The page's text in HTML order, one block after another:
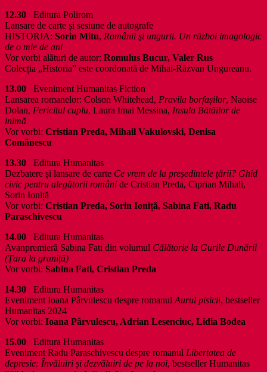
12.30 Editura Polirom
Lansare de carte și sesiune de autografe
HISTORIA: Sorin Mitu, Românii şi ungurii. Un război imagologic
de o mie de ani
Vor vorbi alături de autor: Romulus Bucur, Valer Rus
Colecția „Historia” este coordonată de Mihai-Răzvan Ungureanu.
13.00 Eveniment Humanitas Fiction
Lansarea romanelor: Colson Whitehead, Pravila borfașilor, Naoise
Dolan, Fericitul cuplu, Laura Imai Messina, Insula Bătăilor de
inimă
Vor vorbi: Cristian Preda, Mihail Vakulovski, Denisa
Comănescu
13.30 Editura Humanitas
Dezbatere și lansare de carte Ce vrem de la președintele țării? Ghid
civic pentru alegătorii români de Cristian Preda, Ciprian Mihali,
Sorin Ioniță
Vor vorbi: Cristian Preda, Sorin Ioniță, Sabina Fati, Radu
Paraschivescu
14.00 Editura Humanitas
Avanpremieră Sabina Fati din volumul Călătorie la Gurile Dunării
(Țara la graniță)
Vor vorbi: Sabina Fati, Cristian Preda
14.30 Editura Humanitas
Eveniment Ioana Pârvulescu despre romanul Aurul pisicii, bestseller
Humanitas 2024
Vor vorbi: Ioana Pârvulescu, Adrian Lesenciuc, Lidia Bodea
15.00 Editura Humanitas
Eveniment Radu Paraschivescu despre romanul Libertatea de
depresie: Învăluiri și dezvăluiri de pe la noi, bestseller Humanitas